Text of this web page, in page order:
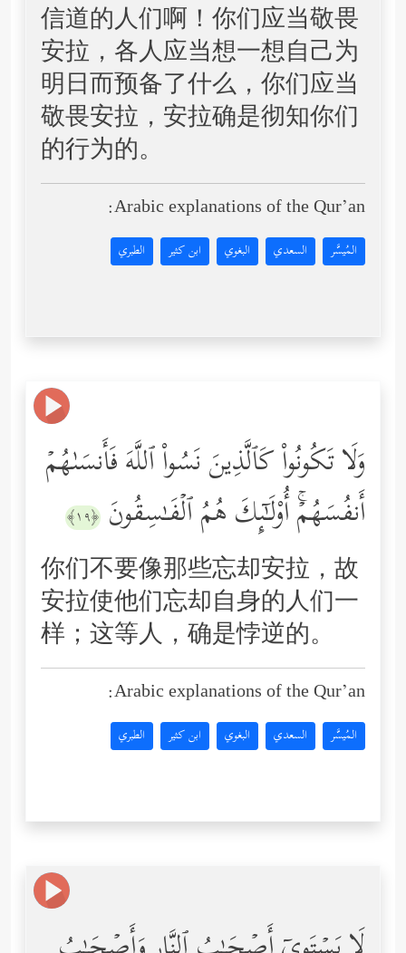
信道的人们啊！你们应当敬畏
安拉，各人应当想一想自己为
明日而预备了什么，你们应当
敬畏安拉，安拉确是彻知你们
的行为的。
Arabic explanations of the Qur’an:
المُيسَّر السعدي البغوي ابن كثير الطبري
وَلَا تَكُونُواْ كَٱلَّذِینَ نَسُواْ ٱللَّهَ فَأَنسَىٰهُمۡ
أَنفُسَهُمۡۚ أُوْلَـٰۤىِٕكَ هُمُ ٱلۡفَـٰسِقُونَ ﴿١٩﴾
你们不要像那些忘却安拉，故
安拉使他们忘却自身的人们一
样；这等人，确是悖逆的。
Arabic explanations of the Qur’an:
المُيسَّر السعدي البغوي ابن كثير الطبري